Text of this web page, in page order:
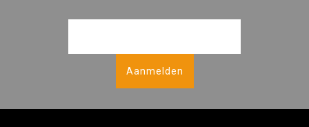
Aanmelden